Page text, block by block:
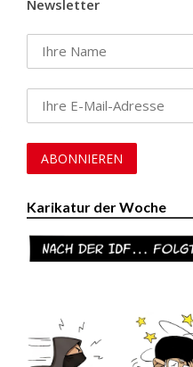
Newsletter
Karikatur der Woche